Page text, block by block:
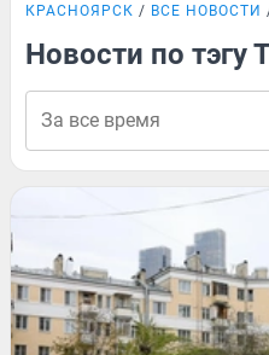
КРАСНОЯРСК ВСЕ НОВОСТИ
Новости по тэгу